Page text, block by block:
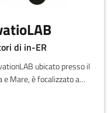
di in-ER
ubicato presso il
e Mare, è focalizzato a